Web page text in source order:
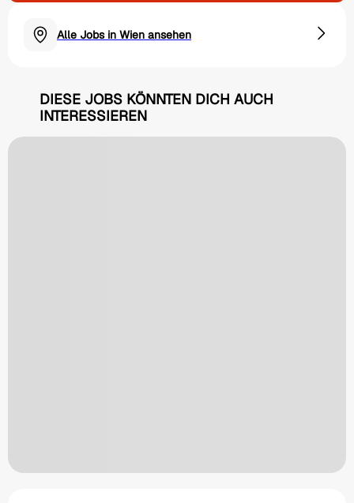
Alle Jobs in Wien ansehen
DIESE JOBS KÖNNTEN DICH AUCH
INTERESSIEREN